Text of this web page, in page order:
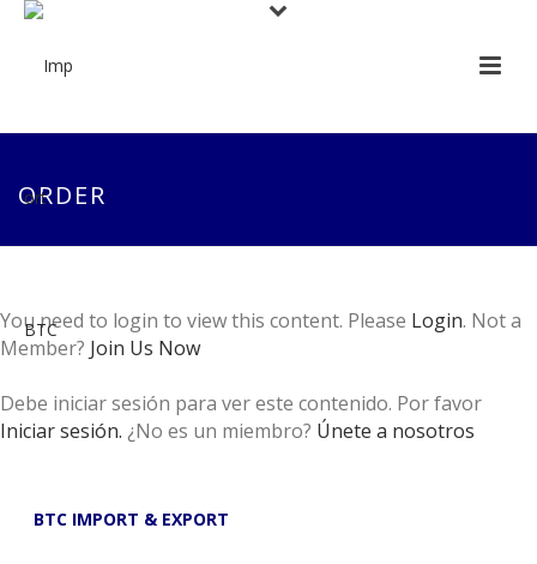
ORDER
You need to login to view this content. Please Login. Not a
Member? Join Us Now
Debe iniciar sesión para ver este contenido. Por favor
Iniciar sesión. ¿No es un miembro? Únete a nosotros
BTC IMPORT & EXPORT